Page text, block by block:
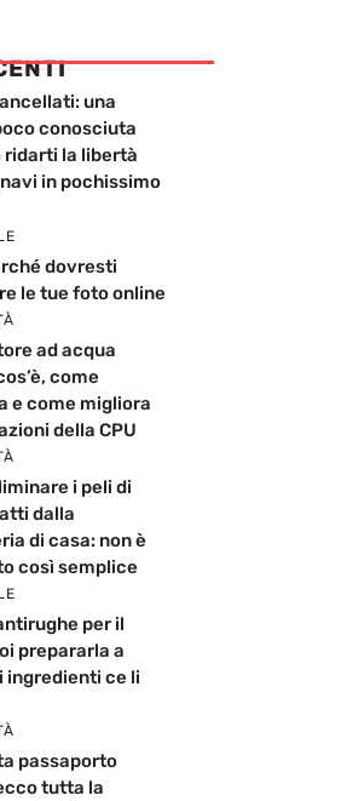
una
conosciuta
ridarti la libertà
in pochissimo
dovresti
le tue foto online
ad acqua
come
e come migliora
della CPU
i peli di
dalla
di casa: non è
così semplice
per il
prepararla a
ingredienti ce li
passaporto
tutta la